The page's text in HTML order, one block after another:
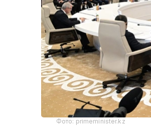
Фото: primeminister.kz